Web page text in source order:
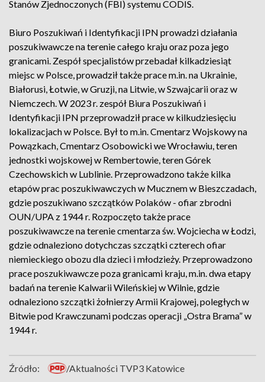
Stanów Zjednoczonych (FBI) systemu CODIS.
Biuro Poszukiwań i Identyfikacji IPN prowadzi działania
poszukiwawcze na terenie całego kraju oraz poza jego
granicami. Zespół specjalistów przebadał kilkadziesiąt
miejsc w Polsce, prowadził także prace m.in. na Ukrainie,
Białorusi, Łotwie, w Gruzji, na Litwie, w Szwajcarii oraz w
Niemczech. W 2023 r. zespół Biura Poszukiwań i
Identyfikacji IPN przeprowadził prace w kilkudziesięciu
lokalizacjach w Polsce. Był to m.in. Cmentarz Wojskowy na
Powązkach, Cmentarz Osobowicki we Wrocławiu, teren
jednostki wojskowej w Rembertowie, teren Górek
Czechowskich w Lublinie. Przeprowadzono także kilka
etapów prac poszukiwawczych w Mucznem w Bieszczadach,
gdzie poszukiwano szczątków Polaków - ofiar zbrodni
OUN/UPA z 1944 r. Rozpoczęto także prace
poszukiwawcze na terenie cmentarza św. Wojciecha w Łodzi,
gdzie odnaleziono dotychczas szczątki czterech ofiar
niemieckiego obozu dla dzieci i młodzieży. Przeprowadzono
prace poszukiwawcze poza granicami kraju, m.in. dwa etapy
badań na terenie Kalwarii Wileńskiej w Wilnie, gdzie
odnaleziono szczątki żołnierzy Armii Krajowej, poległych w
Bitwie pod Krawczunami podczas operacji „Ostra Brama” w
1944 r.
Źródło: /Aktualności TVP3 Katowice